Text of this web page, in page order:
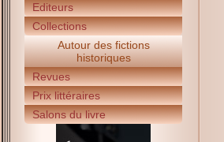
Editeurs
Collections
Autour des fictions
historiques
Revues
Prix littéraires
Salons du livre